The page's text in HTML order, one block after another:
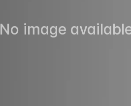
No image